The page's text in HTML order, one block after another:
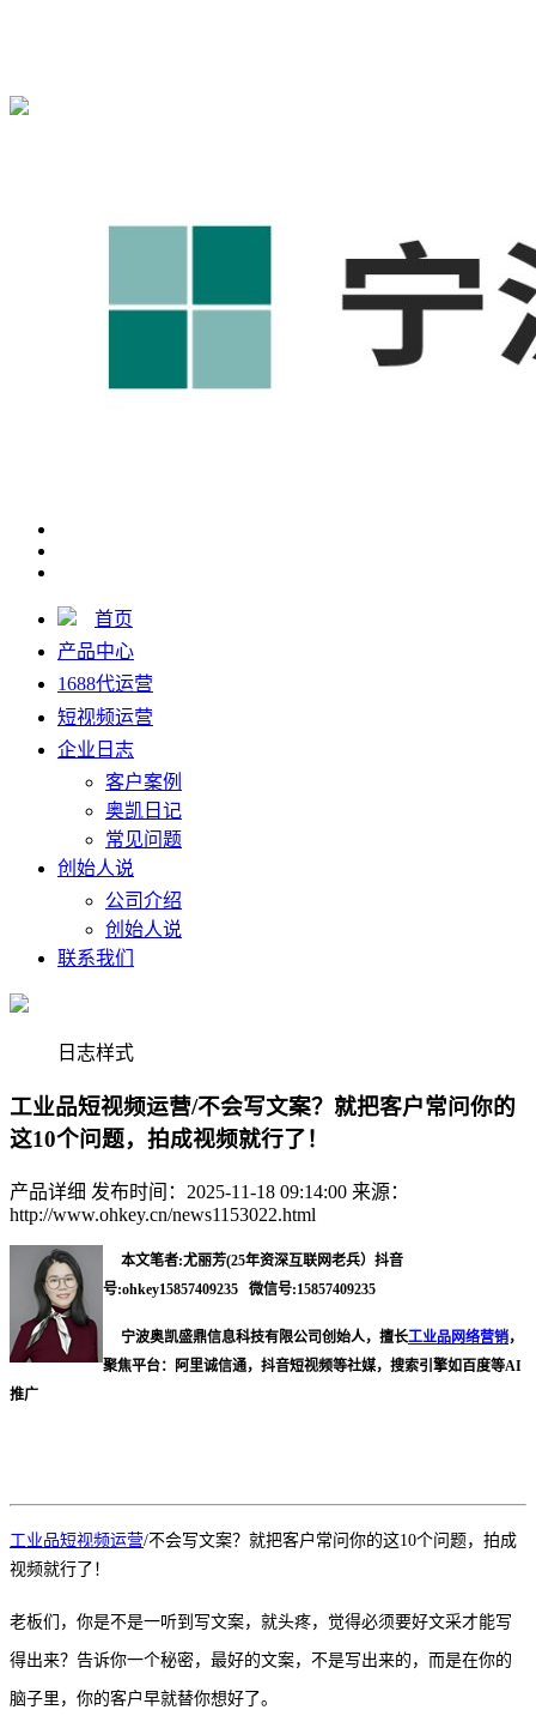
首页
产品中心
1688代运营
短视频运营
企业日志
客户案例
奥凯日记
常见问题
创始人说
公司介绍
创始人说
联系我们
日志样式
工业品短视频运营/不会写文案？就把客户常问你的
这10个问题，拍成视频就行了！
产品详细 发布时间：2025-11-18 09:14:00 来源：
http://www.ohkey.cn/news1153022.html
本文笔者:尤丽芳(25年资深互联网老兵）抖音
号:ohkey15857409235 微信号:15857409235
宁波奥凯盛鼎信息科技有限公司创始人，擅长工业品网络营销，
聚焦平台：阿里诚信通，抖音短视频等社媒，搜索引擎如百度等AI
推广
工业品短视频运营/不会写文案？就把客户常问你的这10个问题，拍成
视频就行了！
老板们，你是不是一听到写文案，就头疼，觉得必须要好文采才能写
得出来？告诉你一个秘密，最好的文案，不是写出来的，而是在你的
脑子里，你的客户早就替你想好了。